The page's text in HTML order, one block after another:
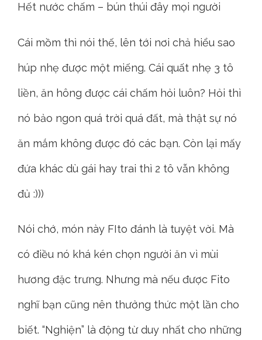
Hết nước chấm – bún thúi đây mọi người
Cái mồm thì nói thế, lên tới nơi chả hiểu sao
húp nhẹ được một miếng. Cái quất nhẹ 3 tô
liền, ăn hông được cái chấm hỏi luôn? Hỏi thì
nó bảo ngon quá trời quá đất, mà thật sự nó
ăn mắm không được đó các bạn. Còn lại mấy
đứa khác dù gái hay trai thì 2 tô vẫn không
đủ :)))
Nói chớ, món này FIto đánh là tuyệt vời. Mà
có điều nó khá kén chọn người ăn vì mùi
hương đặc trưng. Nhưng mà nếu được Fito
nghĩ bạn cũng nên thưởng thức một lần cho
biết. “Nghiện” là động từ duy nhất cho những